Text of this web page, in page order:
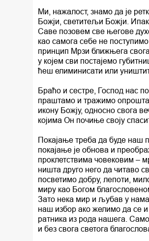
Ми, нажалост, знамо да је
Божји, светитељи Божји.
Саве позовем све његове
као самога себе не
принцип Мрзи ближњега
у којем сви постајемо
ћеш елиминисати или
Браћо и сестре, Господ нас
праштамо и тражимо
икону Божју, односно свога
којима Он почиње своју
Покајање треба да буде наш
покајање је обнова и
проклетствима човековим –
ништа друго него да читаво
посветимо добру, лепоти,
миру као Богом
Зато нека мир и љубав у
наш избор ако желимо да се и
ратника из рода нашега.
и без свога светога